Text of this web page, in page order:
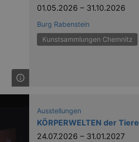
01.05.2026 – 31.10.2026
Burg Rabenstein
Kunstsammlungen Chemnitz
Ausstellungen
KÖRPERWELTEN der Tiere
24.07.2026 – 31.01.2027